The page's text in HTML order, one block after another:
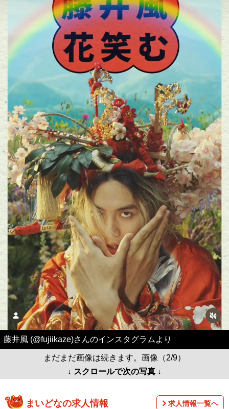
藤井風 (@fujiikaze)さんのインスタグラムより
まだまだ画像は続きます。画像（2/9）
↓ スクロールで次の写真 ↓
まいどなの求人情報 求人情報一覧へ